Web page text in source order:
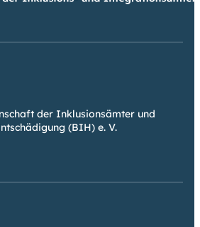
der Inklusionsämter und
(BIH) e. V.